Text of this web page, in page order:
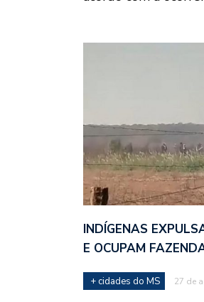
INDÍGENAS
E OCUPAM
+ cidades do MS 27 de